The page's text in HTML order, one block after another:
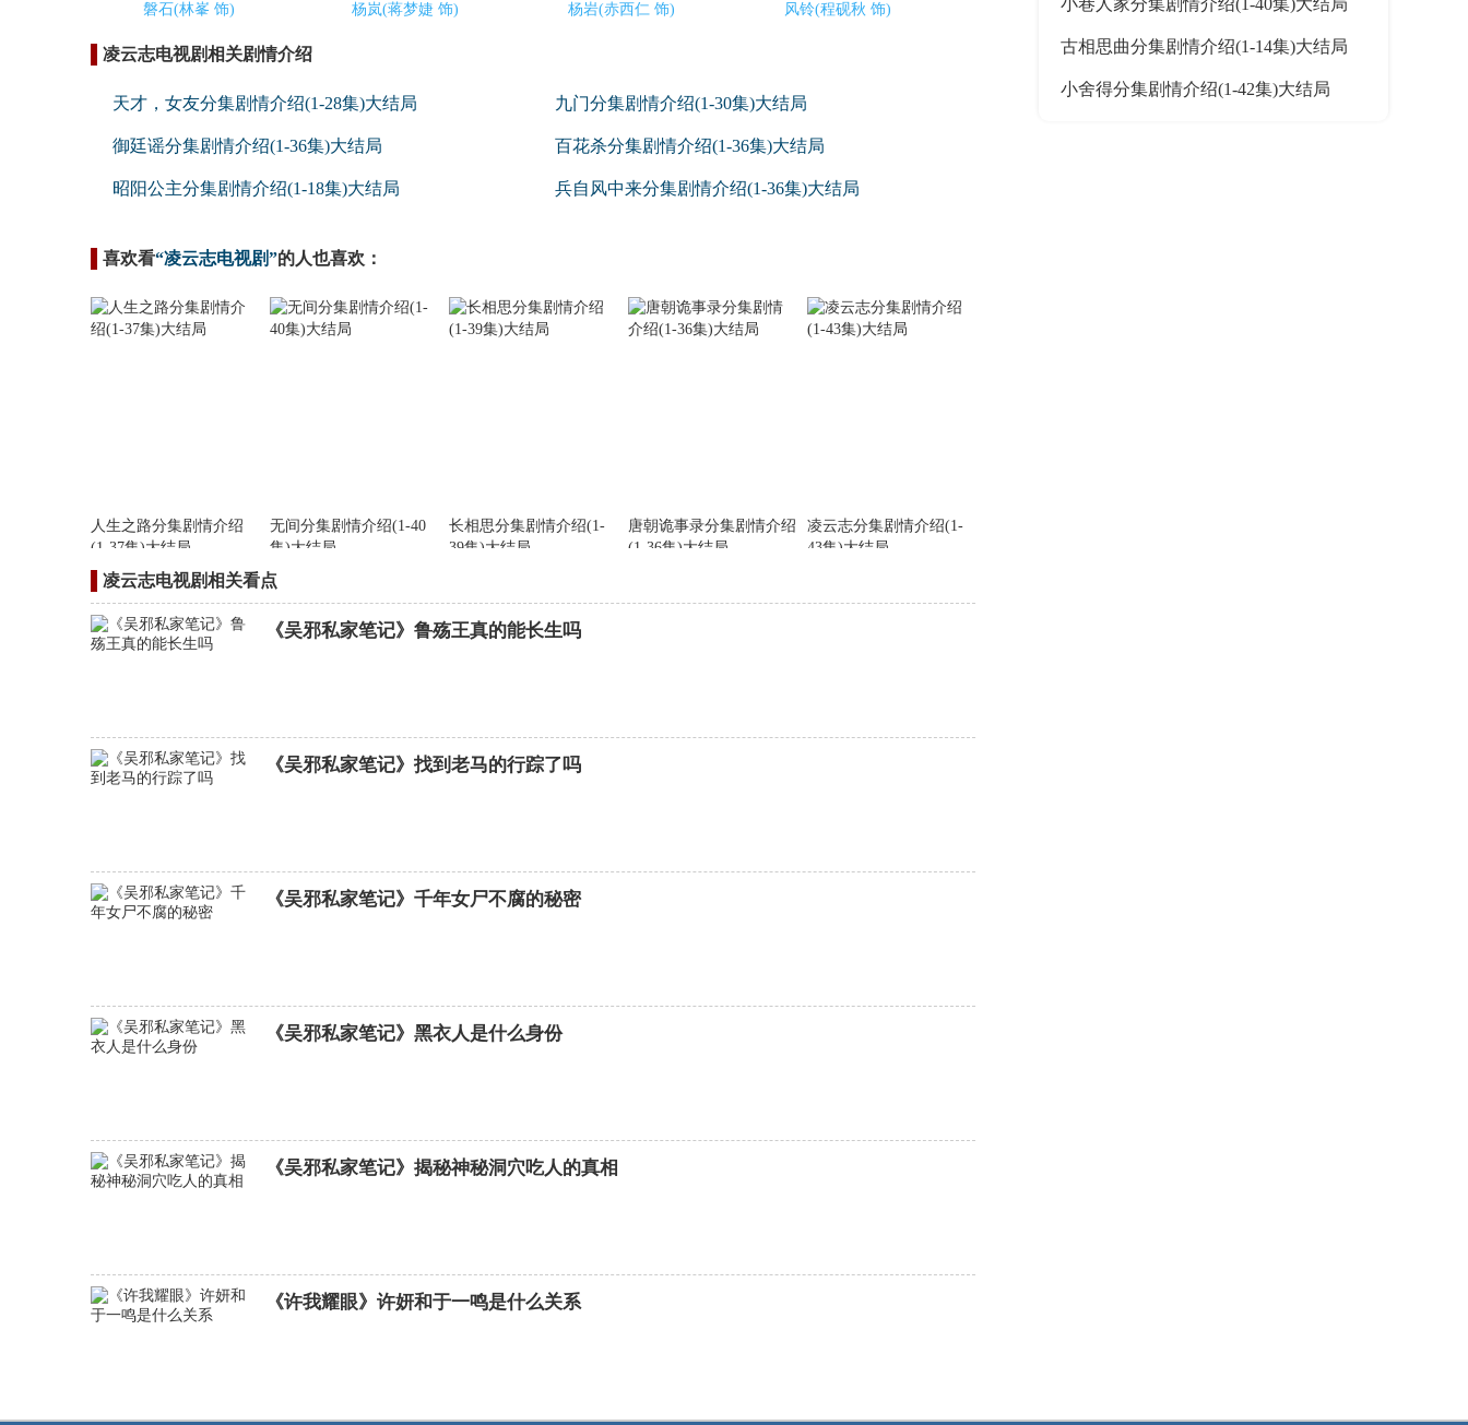
磐石(林峯 饰) 杨岚(蒋梦婕 饰) 杨岩(赤西仁 饰) 风铃(程砚秋 饰)
凌云志电视剧相关剧情介绍
天才，女友分集剧情介绍(1-28集)大结局 九门分集剧情介绍(1-30集)大结局
御廷谣分集剧情介绍(1-36集)大结局 百花杀分集剧情介绍(1-36集)大结局
昭阳公主分集剧情介绍(1-18集)大结局 兵自风中来分集剧情介绍(1-36集)大结局
喜欢看“凌云志电视剧”的人也喜欢：
人生之路分集剧情介绍
(1-37集)大结局
无间分集剧情介绍(1-40
集)大结局
长相思分集剧情介绍(1-
39集)大结局
唐朝诡事录分集剧情介绍
(1-36集)大结局
凌云志分集剧情介绍(1-
43集)大结局
凌云志电视剧相关看点
《吴邪私家笔记》鲁殇王真的能长生吗
《吴邪私家笔记》找到老马的行踪了吗
《吴邪私家笔记》千年女尸不腐的秘密
《吴邪私家笔记》黑衣人是什么身份
《吴邪私家笔记》揭秘神秘洞穴吃人的真相
《许我耀眼》许妍和于一鸣是什么关系
小巷人家分集剧情介绍(1-40集)大结局
古相思曲分集剧情介绍(1-14集)大结局
小舍得分集剧情介绍(1-42集)大结局